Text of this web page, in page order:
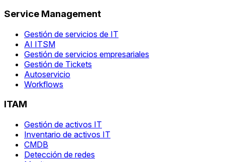
Service Management
Gestión de servicios de IT
AI ITSM
Gestión de servicios empresariales
Gestión de Tickets
Autoservicio
Workflows
ITAM
Gestión de activos IT
Inventario de activos IT
CMDB
Detección de redes